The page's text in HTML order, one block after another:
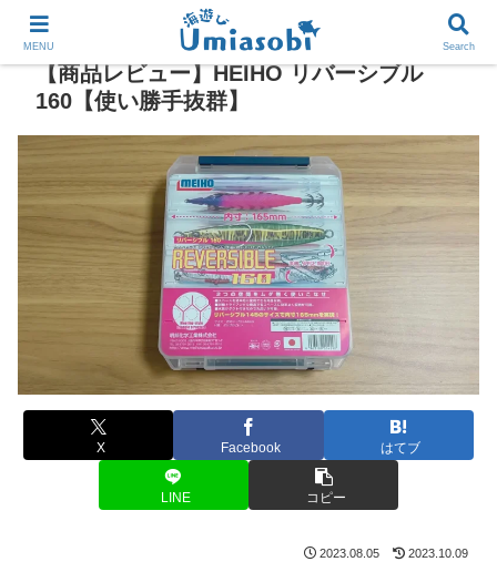
【商品レビュー】HEIHO リバーシブル
160【使い勝手抜群】
X Facebook はてブ
LINE コピー
2023.08.05 2023.10.09
MENU Search